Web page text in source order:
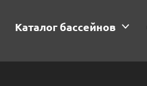
Каталог бассейнов